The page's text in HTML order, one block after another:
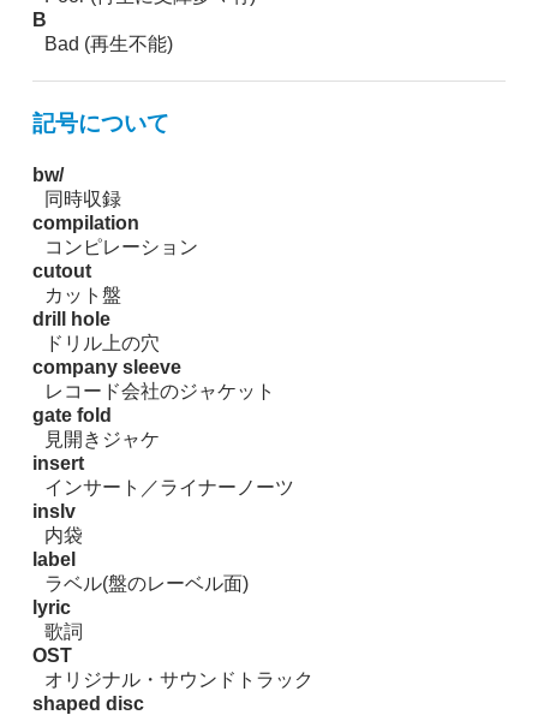
B
Bad (再生不能)
記号について
bw/
同時収録
compilation
コンピレーション
cutout
カット盤
drill hole
ドリル上の穴
company sleeve
レコード会社のジャケット
gate fold
見開きジャケ
insert
インサート／ライナーノーツ
inslv
内袋
label
ラベル(盤のレーベル面)
lyric
歌詞
OST
オリジナル・サウンドトラック
shaped disc